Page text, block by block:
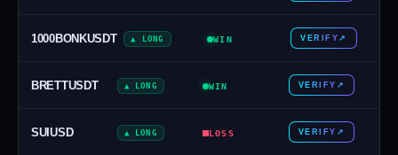
1000BONKUSDT ▲ LONG WIN VERIFY ↗
BRETTUSDT ▲ LONG WIN VERIFY ↗
SUIUSD ▲ LONG LOSS VERIFY ↗